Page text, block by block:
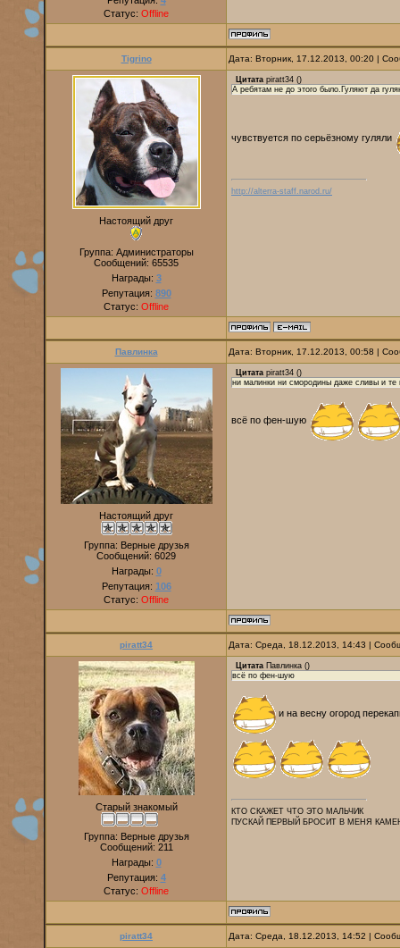
Статус: Offline
Tigrino Дата: Вторник, 17.12.2013, 00:20 |
Настоящий друг
Группа: Администраторы
Сообщений: 65535
Награды: 3
Репутация: 890
Статус: Offline
Цитата piratt34 ()
А ребятам не до этого было.Гуляют да
чувствуется по серьёзному гуляли
http://alterra-staff.narod.ru/
Павлинка Дата: Вторник, 17.12.2013, 00:58 |
Настоящий друг
Группа: Верные друзья
Сообщений: 6029
Награды: 0
Репутация: 106
Статус: Offline
Цитата piratt34 ()
ни малинки ни смородины даже сливы и те
всё по фен-шую
piratt34 Дата: Среда, 18.12.2013, 14:43 |
Старый знакомый
Группа: Верные друзья
Сообщений: 211
Награды: 0
Репутация: 4
Статус: Offline
Цитата Павлинка ()
всё по фен-шую
и на весну огород
КТО СКАЖЕТ ЧТО ЭТО МАЛЬЧИК
ПУСКАЙ ПЕРВЫЙ БРОСИТ В МЕНЯ
piratt34 Дата: Среда, 18.12.2013, 14:52 |